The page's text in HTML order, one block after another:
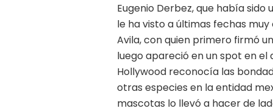
Eugenio Derbez, que había
le ha visto a últimas fechas
Avila, con quien primero firmó
luego apareció en un spot en
Hollywood reconocía las
otras especies en la entidad
mascotas lo llevó a hacer de